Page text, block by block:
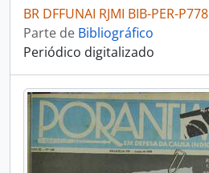
BR DFFUNAI RJMI BIB-PER-P778
Parte de Bibliográfico
Periódico digitalizado